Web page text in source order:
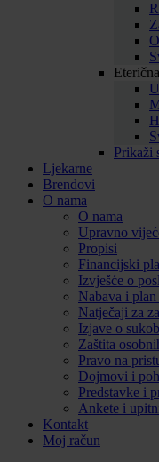
Prikaži
Ljekarne
Brendovi
O nama
O nama
Upravno
Propisi
Financijski
Izvješće o
Nabava i plan
Natječaji za
Izjave o
Zaštita
Pravo na
Dojmovi i
Predstavke i
Ankete i
Kontakt
Moj račun